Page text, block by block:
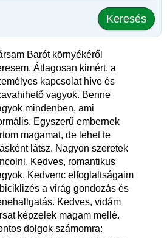
Keresés
Barót környékéről
Átlagosan kimért, a
kapcsolat híve és
vagyok. Benne
mindenben, ami
Egyszerű embernek
magamat, de lehet te
látsz. Nagyon szeretek
Kedves, romantikus
Kedvenc elfoglaltságaim
a virág gondozás és
Kedves, vidám
képzelek magam mellé.
dolgok számomra: